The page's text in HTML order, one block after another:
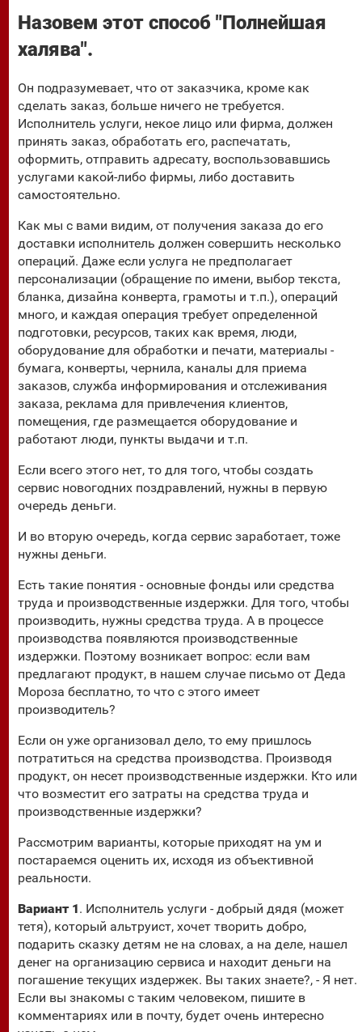
Назовем этот способ "Полнейшая
халява".
Он подразумевает, что от заказчика, кроме как
сделать заказ, больше ничего не требуется.
Исполнитель услуги, некое лицо или фирма, должен
принять заказ, обработать его, распечатать,
оформить, отправить адресату, воспользовавшись
услугами какой-либо фирмы, либо доставить
самостоятельно.
Как мы с вами видим, от получения заказа до его
доставки исполнитель должен совершить несколько
операций. Даже если услуга не предполагает
персонализации (обращение по имени, выбор текста,
бланка, дизайна конверта, грамоты и т.п.), операций
много, и каждая операция требует определенной
подготовки, ресурсов, таких как время, люди,
оборудование для обработки и печати, материалы -
бумага, конверты, чернила, каналы для приема
заказов, служба информирования и отслеживания
заказа, реклама для привлечения клиентов,
помещения, где размещается оборудование и
работают люди, пункты выдачи и т.п.
Если всего этого нет, то для того, чтобы создать
сервис новогодних поздравлений, нужны в первую
очередь деньги.
И во вторую очередь, когда сервис заработает, тоже
нужны деньги.
Есть такие понятия - основные фонды или средства
труда и производственные издержки. Для того, чтобы
производить, нужны средства труда. А в процессе
производства появляются производственные
издержки. Поэтому возникает вопрос: если вам
предлагают продукт, в нашем случае письмо от Деда
Мороза бесплатно, то что с этого имеет
производитель?
Если он уже организовал дело, то ему пришлось
потратиться на средства производства. Производя
продукт, он несет производственные издержки. Кто или
что возместит его затраты на средства труда и
производственные издержки?
Рассмотрим варианты, которые приходят на ум и
постараемся оценить их, исходя из объективной
реальности.
Вариант 1. Исполнитель услуги - добрый дядя (может
тетя), который альтруист, хочет творить добро,
подарить сказку детям не на словах, а на деле, нашел
денег на организацию сервиса и находит деньги на
погашение текущих издержек. Вы таких знаете?, - Я нет.
Если вы знакомы с таким человеком, пишите в
комментариях или в почту, будет очень интересно